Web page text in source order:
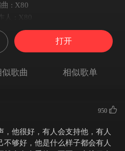
: X80
人 : X80
声打破寂静
心底的委屈
少有些遗憾
谁来倾听
数年好几
映下的繁星
打开
似歌曲 相似歌单
950
，他很好，有人会支持他，有人
不够好，他是什么样子都会有人